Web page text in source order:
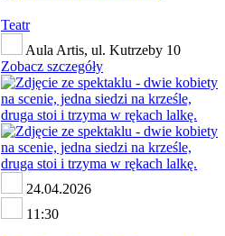
Teatr
Aula Artis, ul. Kutrzeby 10
Zobacz szczegóły
24.04.2026
11:30